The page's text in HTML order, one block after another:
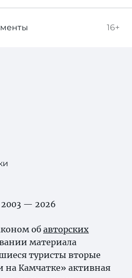
16+
2003 — 2026
об авторских
материала
туристы вторые
Камчатке» активная